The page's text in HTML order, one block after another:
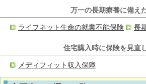
万一の長期療養に備え
ライフネット生命の就業不能保険 長
住宅購入時に保険を見直
メディフィット収入保障